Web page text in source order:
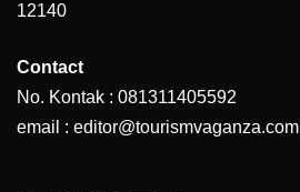
12140
Contact
No. Kontak : 081311405592
email : editor@tourismvaganza.com